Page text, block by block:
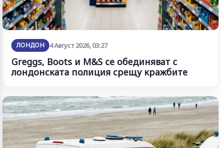
ЛОНДОН 4 Август 2026, 03:27
Greggs, Boots и M&S се обединяват с
лондонската полиция срещу кражбите